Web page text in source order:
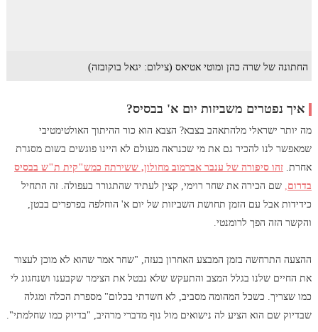
החתונה של שרה כהן ומוטי אטיאס (צילום: יגאל בוקובזה)
איך נפטרים משביזות יום א' בבסיס?
מה יותר ישראלי מלהתאהב בצבא? הצבא הוא כור ההיתוך האולטימטיבי
שמאפשר לנו להכיר גם את מי שכנראה מעולם לא היינו פוגשים בשום מסגרת
אחרת. זהו סיפורה של ענבר אברמוב מחולון, ששירתה כמש"קית ת"ש בבסיס
בדרום שם הכירה את שחר רוימי, קצין לעתיד שהתגורר בעפולה. זה התחיל
כידידות אבל עם הזמן תחושת השביזות של יום א' הוחלפה בפרפרים בבטן,
והקשר הזה הפך לרומנטי.
ההצעה התרחשה בזמן המבצע האחרון בעזה, "שחר אמר שהוא לא מוכן לעצור
את החיים שלנו בגלל המצב והתעקש שלא נבטל את הצימר שקבענו ושנחגוג לי
כמו שצריך. כשכל המהומה מסביב, לא חשדתי בכלום" מספרת הכלה ומגלה
שבדיוק שם הוא הציע לה נישואים מול נוף מדברי מרהיב, "בדיוק כמו שחלמתי".